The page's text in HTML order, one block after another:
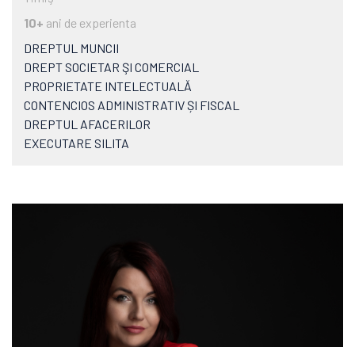
10+ ani de experienta
DREPTUL MUNCII
DREPT SOCIETAR ŞI COMERCIAL
PROPRIETATE INTELECTUALĂ
CONTENCIOS ADMINISTRATIV ȘI FISCAL
DREPTUL AFACERILOR
EXECUTARE SILITA